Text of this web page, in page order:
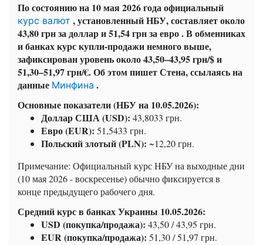
По состоянию на 10 мая 2026 года официальный
курс валют , установленный НБУ, составляет около
43,80 грн за доллари 51,54 грн за евро. В обменниках
и банках курс купли-продажи немного выше,
зафиксирован уровень около 43,50–43,95 грн/$ и
51,30–51,97 грн/€. Об этом пишет Стена, ссылаясь на
данные Минфина .
Основные показатели (НБУ на 10.05.2026):
Доллар США (USD): 43,8033 грн.
Евро (EUR): 51,5433 грн.
Польский злотый (PLN): ~12,20 грн.
Примечание: Официальный курс НБУ на выходные дни
(10 мая 2026 - воскресенье) обычно фиксируется в
конце предыдущего рабочего дня.
Средний курс в банках Украины 10.05.2026:
USD (покупка/продажа): 43,50 / 43,95 грн.
EUR (покупка/продажа): 51,30 / 51,97 грн.